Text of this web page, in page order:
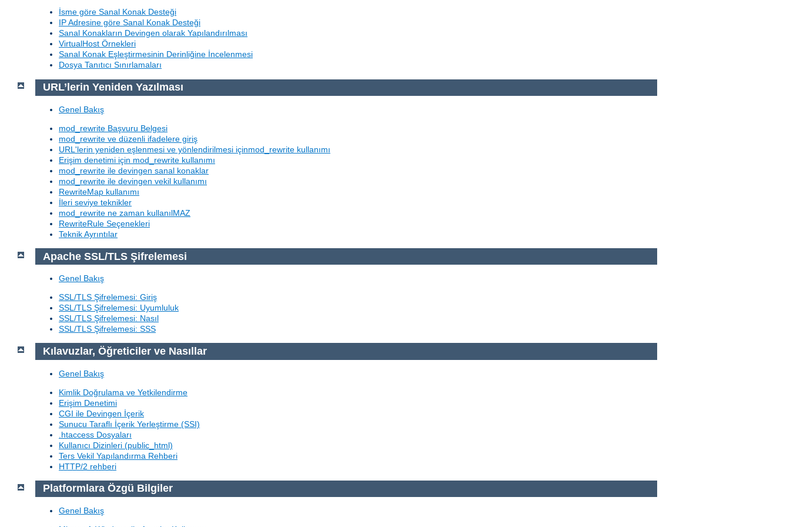
İsme göre Sanal Konak Desteği
IP Adresine göre Sanal Konak Desteği
Sanal Konakların Devingen olarak Yapılandırılması
VirtualHost Örnekleri
Sanal Konak Eşleştirmesinin Derinliğine İncelenmesi
Dosya Tanıtıcı Sınırlamaları
URL’lerin Yeniden Yazılması
Genel Bakış
mod_rewrite Başvuru Belgesi
mod_rewrite ve düzenli ifadelere giriş
URL'lerin yeniden eşlenmesi ve yönlendirilmesi içinmod_rewrite kullanımı
Erişim denetimi için mod_rewrite kullanımı
mod_rewrite ile devingen sanal konaklar
mod_rewrite ile devingen vekil kullanımı
RewriteMap kullanımı
İleri seviye teknikler
mod_rewrite ne zaman kullanılMAZ
RewriteRule Seçenekleri
Teknik Ayrıntılar
Apache SSL/TLS Şifrelemesi
Genel Bakış
SSL/TLS Şifrelemesi: Giriş
SSL/TLS Şifrelemesi: Uyumluluk
SSL/TLS Şifrelemesi: Nasıl
SSL/TLS Şifrelemesi: SSS
Kılavuzlar, Öğreticiler ve Nasıllar
Genel Bakış
Kimlik Doğrulama ve Yetkilendirme
Erişim Denetimi
CGI ile Devingen İçerik
Sunucu Taraflı İçerik Yerleştirme (SSI)
.htaccess Dosyaları
Kullanıcı Dizinleri (public_html)
Ters Vekil Yapılandırma Rehberi
HTTP/2 rehberi
Platformlara Özgü Bilgiler
Genel Bakış